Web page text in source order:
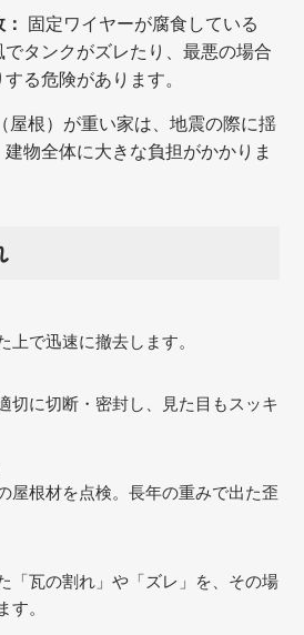
固定ワイヤーが腐食している
タンクがズレたり、最悪の場合
る危険があります。
屋根）が重い家は、地震の際に揺
物全体に大きな負担がかかりま
上で迅速に撤去します。
切に切断・密封し、見た目もスッキ
屋根材を点検。長年の重みで出た歪
「瓦の割れ」や「ズレ」を、その場
す。